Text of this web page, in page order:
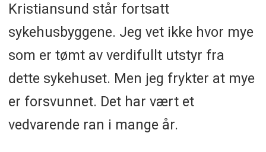
Kristiansund står fortsatt
sykehusbyggene. Jeg vet ikke hvor mye
som er tømt av verdifullt utstyr fra
dette sykehuset. Men jeg frykter at mye
er forsvunnet. Det har vært et
vedvarende ran i mange år.